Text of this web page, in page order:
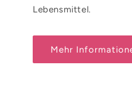
Lebensmittel.
Mehr